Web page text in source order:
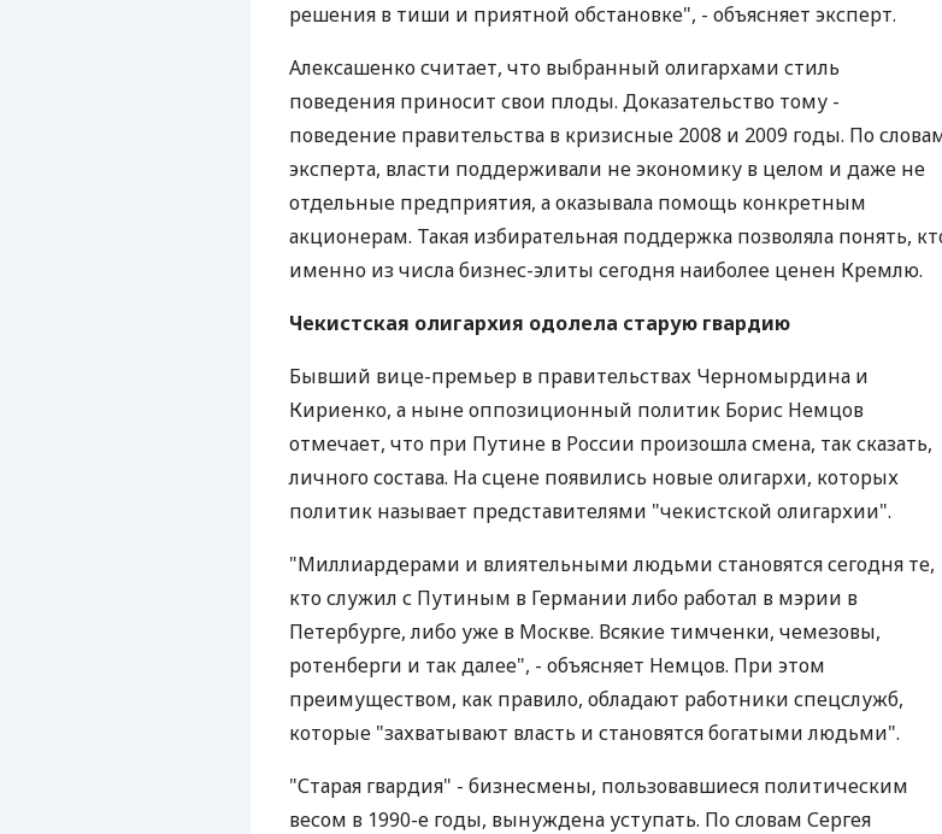
решения в тиши и приятной обстановке", - объясняет эксперт.
Алексашенко считает, что выбранный олигархами стиль
поведения приносит свои плоды. Доказательство тому -
поведение правительства в кризисные 2008 и 2009 годы. По
эксперта, власти поддерживали не экономику в целом и даже не
отдельные предприятия, а оказывала помощь конкретным
акционерам. Такая избирательная поддержка позволяла понять,
именно из числа бизнес-элиты сегодня наиболее ценен Кремлю.
Чекистская олигархия одолела старую гвардию
Бывший вице-премьер в правительствах Черномырдина и
Кириенко, а ныне оппозиционный политик Борис Немцов
отмечает, что при Путине в России произошла смена, так сказать,
личного состава. На сцене появились новые олигархи, которых
политик называет представителями "чекистской олигархии".
"Миллиардерами и влиятельными людьми становятся сегодня те,
кто служил с Путиным в Германии либо работал в мэрии в
Петербурге, либо уже в Москве. Всякие тимченки, чемезовы,
ротенберги и так далее", - объясняет Немцов. При этом
преимуществом, как правило, обладают работники спецслужб,
которые "захватывают власть и становятся богатыми людьми".
"Старая гвардия" - бизнесмены, пользовавшиеся политическим
весом в 1990-е годы, вынуждена уступать. По словам Сергея